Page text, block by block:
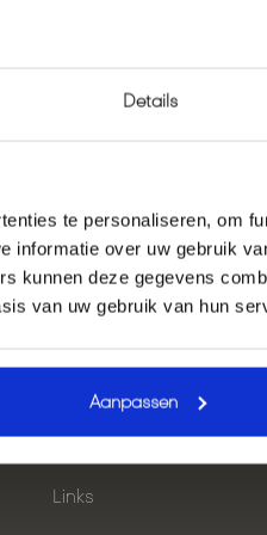
Details
te personaliseren, om
informatie over uw gebruik
kunnen deze gegevens
van uw gebruik van hun
Aanpassen
, um schneller zur
Links